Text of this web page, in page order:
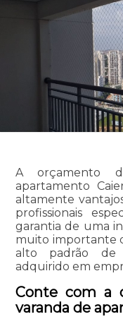
A orçamento
apartamento
altamente
profissionais
garantia de uma
muito importante
alto padrão de
adquirido em
Conte com a
varanda de